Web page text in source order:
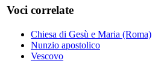
Voci correlate
Chiesa di Gesù e Maria (Roma)
Nunzio apostolico
Vescovo